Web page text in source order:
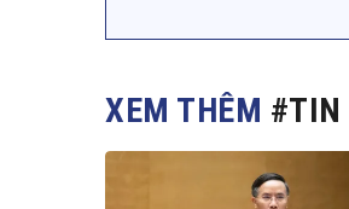
XEM THÊM #TIN